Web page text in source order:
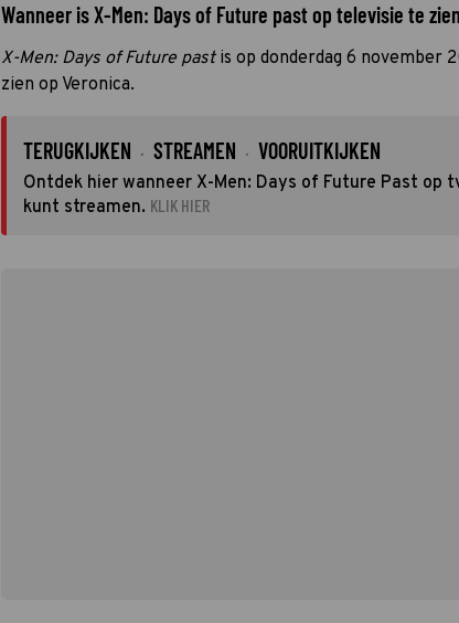
Wanneer is X-Men: Days of Future past op televisie te
X-Men: Days of Future pastis op donderdag 6 november
zien op Veronica.
TERUGKIJKEN · STREAMEN · VOORUITKIJKEN
Ontdek hier wanneer X-Men: Days of Future Past op
kunt streamen. KLIK HIER